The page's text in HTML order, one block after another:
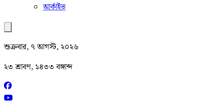
আর্কাইভ
শুক্রবার, ৭ আগস্ট, ২০২৬
২৩ শ্রাবণ, ১৪৩৩ বঙ্গাব্দ